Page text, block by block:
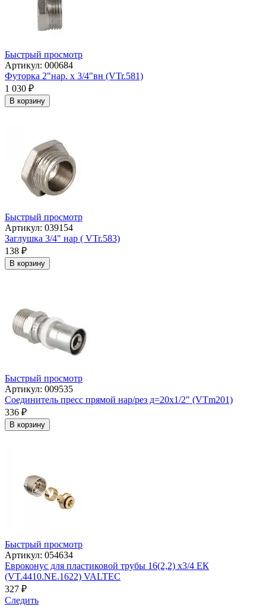
Быстрый просмотр
Артикул: 000684
Футорка 2"нар. х 3/4"вн (VTr.581)
1 030 ₽
В корзину
Быстрый просмотр
Артикул: 039154
Заглушка 3/4" нар ( VTr.583)
138 ₽
В корзину
Быстрый просмотр
Артикул: 009535
Соединитель пресс прямой нар/рез д=20х1/2" (VTm201)
336 ₽
В корзину
Быстрый просмотр
Артикул: 054634
Евроконус для пластиковой трубы 16(2,2) х3/4 ЕК
(VT.4410.NE.1622) VALTEC
327 ₽
Следить